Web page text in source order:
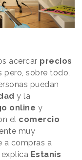
acercar precios
pero, sobre todo,
puedan
y la
online y
el comercio
muy
a compras a
explica Estanis